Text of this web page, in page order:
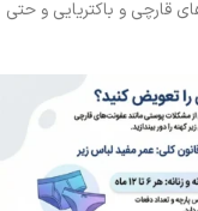
قارچی و باکتریایی و حتی